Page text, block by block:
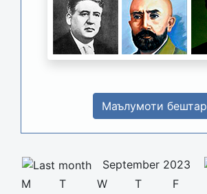
Маълумоти бештар
September 2023
M
T W T F